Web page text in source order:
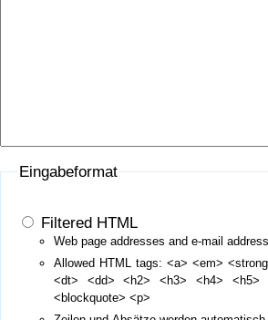
Eingabeformat
Filtered HTML
Web page addresses and e-mail
Allowed HTML tags: <a> <em>
<dt> <dd> <h2> <h3> <h4> <h5>
<blockquote> <p>